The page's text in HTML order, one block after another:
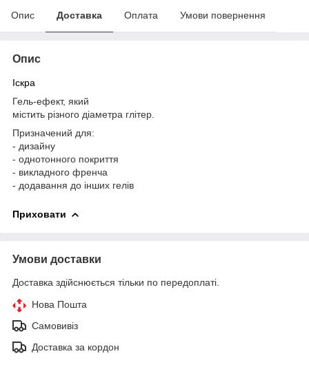
Опис Доставка Оплата Умови повернення
Опис
Іскра
Гель-ефект, який
містить різного діаметра глітер.
Призначений для:
- дизайну
- однотонного покриття
- викладного френча
- додавання до інших гелів
Приховати
Умови доставки
Доставка здійснюється тільки по передоплаті.
Нова Пошта
Самовивіз
Доставка за кордон